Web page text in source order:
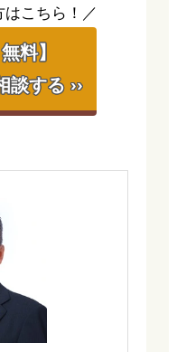
こちら！／
料】
談する ››